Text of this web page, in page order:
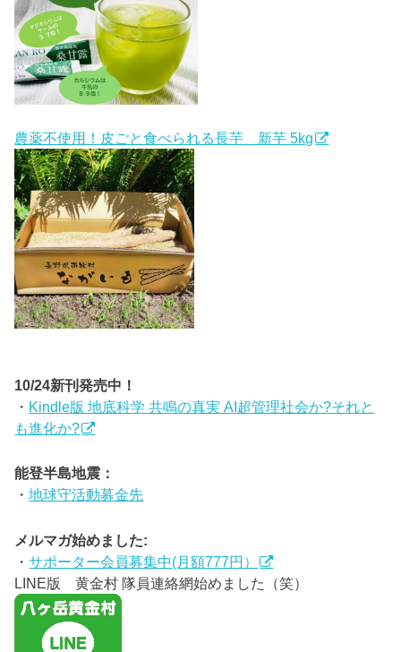
農薬不使用！皮ごと食べられる長芋 新芋 5kg
10/24新刊発売中！
・ Kindle版 地底科学 共鳴の真実 AI超管理社会か?それと
も進化か?
能登半島地震：
・地球守活動募金先
メルマガ始めました:
・サポーター会員募集中(月額777円）
LINE版 黄金村 隊員連絡網始めました（笑）